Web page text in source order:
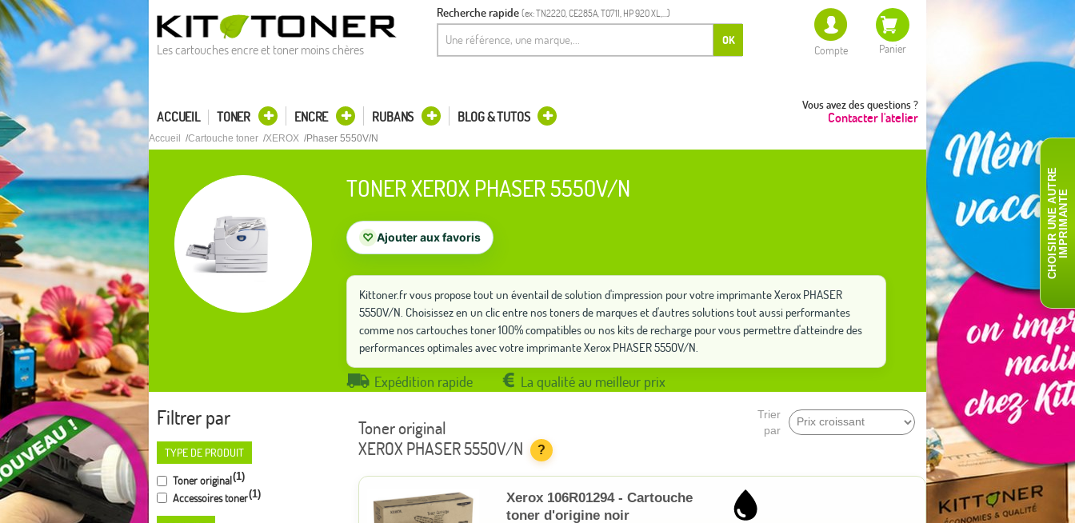
Les cartouches encre et toner moins chères
Recherche rapide (ex: TN2220, CE285A, T0711, HP 920 XL,...)
OK
Compte Panier
Vous avez des questions ?
Contacter l'atelier
ACCUEIL TONER ENCRE RUBANS BLOG & TUTOS
Accueil Cartouche toner XEROX Phaser 5550V/N
TONER XEROX PHASER 5550V/N
♡ Ajouter aux favoris
Kittoner.fr vous propose tout un éventail de solution d'impression pour votre imprimante Xerox PHASER
5550V/N. Choisissez en un clic entre nos toners de marques et d'autres solutions tout aussi performantes
comme nos cartouches toner 100% compatibles ou nos kits de recharge pour vous permettre d'atteindre des
performances optimales avec votre imprimante Xerox PHASER 5550V/N.
Expédition rapide La qualité au meilleur prix
Filtrer par
TYPE DE PRODUIT
Toner original(1)
Accessoires toner(1)
Trier
par
Toner original
XEROX PHASER 5550V/N
?
Xerox 106R01294 - Cartouche
toner d'origine noir
C
H
O
I
S
I
R
U
N
E
AU
T
R
E
I
M
P
R
I
M
A
N
TE